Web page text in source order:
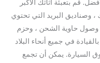
قم بتعبئة أثاثك الأكبر
البريد التي تحتوي
وصول حاوية الشحن ، وحزم
في جميع أنحاء البلاد
السيارة. يمكن أن تجمع